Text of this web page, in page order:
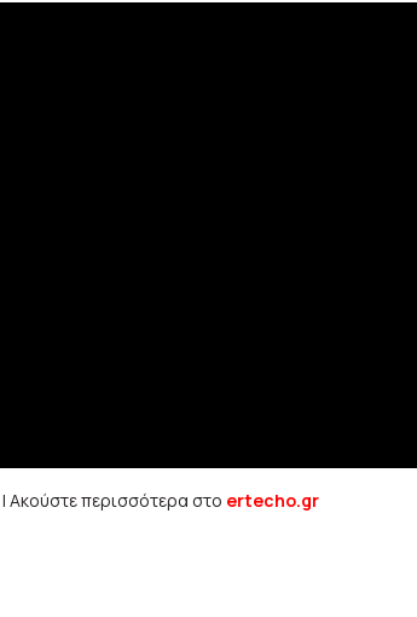
| Ακούστε περισσότερα στο ertecho.gr